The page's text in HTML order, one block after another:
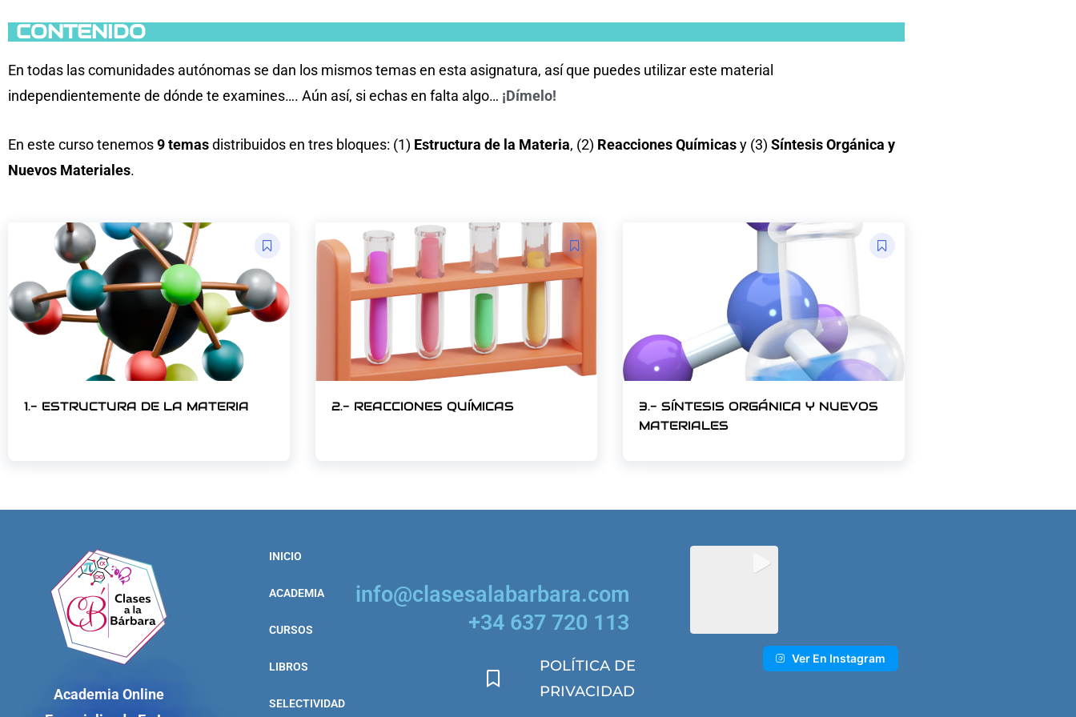
CONTENIDO
En todas las comunidades autónomas se dan los mismos temas en esta asignatura, así que puedes utilizar este material
independientemente de dónde te examines…. Aún así, si echas en falta algo… ¡Dímelo!
En este curso tenemos9 temasdistribuidos en tres bloques: (1) Estructura de la Materia, (2) Reacciones Químicasy (3) Síntesis Orgánica y
Nuevos Materiales.
1.- ESTRUCTURA DE LA MATERIA 2.- REACCIONES QUÍMICAS
3.- SÍNTESIS ORGÁNICA Y NUEVOS
MATERIALES
Academia Online
INICIO
ACADEMIA
CURSOS
LIBROS
SELECTIVIDAD
info@clasesalabarbara.com
+34 637 720 113
POLÍTICA DE
PRIVACIDAD
Ver En Instagram